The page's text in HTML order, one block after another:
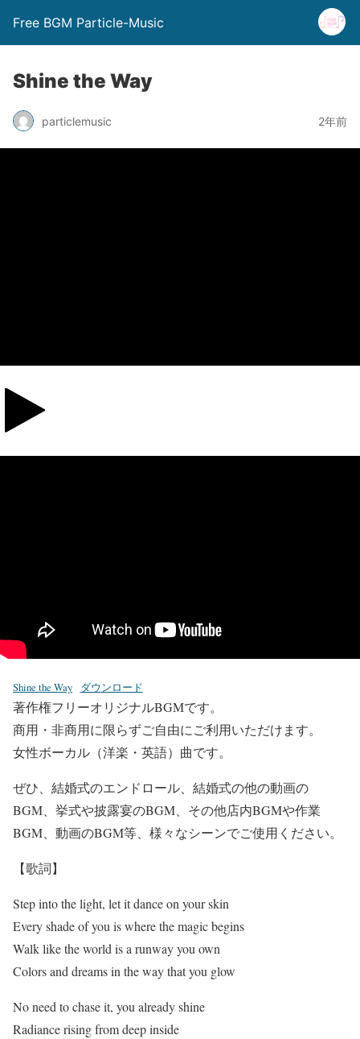
Free BGM Particle-Music
Shine the Way
particlemusic 2年前
Shine the Way ダウンロード
著作権フリーオリジナルBGMです。
商用・非商用に限らずご自由にご利用いただけます。
女性ボーカル（洋楽・英語）曲です。
ぜひ、結婚式のエンドロール、結婚式の他の動画の
BGM、挙式や披露宴のBGM、その他店内BGMや作業
BGM、動画のBGM等、様々なシーンでご使用ください。
【歌詞】
Step into the light, let it dance on your skin
Every shade of you is where the magic begins
Walk like the world is a runway you own
Colors and dreams in the way that you glow
No need to chase it, you already shine
Radiance rising from deep inside